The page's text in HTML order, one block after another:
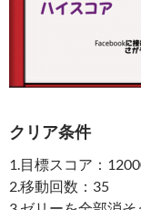
クリア条件
1.目標スコア：
2.移動回数：35